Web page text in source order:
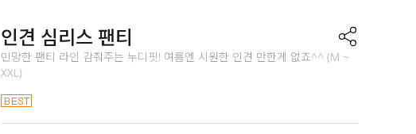
인견 심리스 팬티
민망한 팬티 라인 감춰주는 누디핏! 여름엔 시원한 인견 만한게 없죠^^ (M ~
XXL)